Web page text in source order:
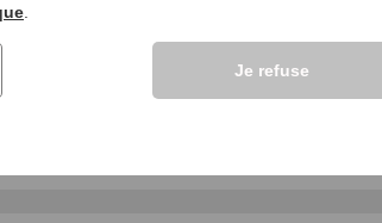
Je refuse